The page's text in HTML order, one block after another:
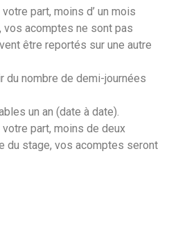
votre part, moins d’ un mois
vos acomptes ne sont pas
être reportés sur une autre
du nombre de demi-journées
un an (date à date).
votre part, moins de deux
du stage, vos acomptes seront